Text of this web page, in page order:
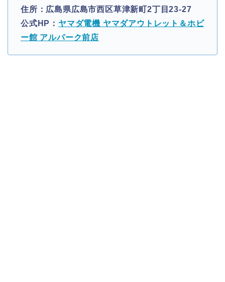
住所：広島県広島市西区草津新町2丁目23-27
公式HP： ヤマダ電機 ヤマダアウトレット＆ホビ
ー館 アルパーク前店